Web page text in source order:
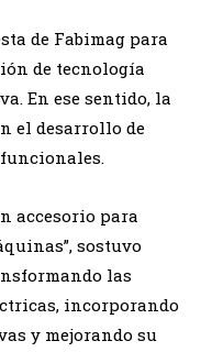
de Fabimag para
de tecnología
En ese sentido, la
el desarrollo de
accesorio para
sostuvo
las
incorporando
y mejorando su